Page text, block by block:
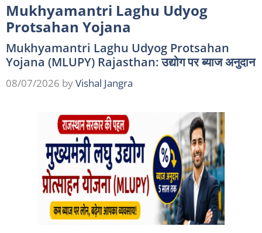
Mukhyamantri Laghu Udyog
Protsahan Yojana
Mukhyamantri Laghu Udyog Protsahan
Yojana (MLUPY) Rajasthan: उद्योग पर ब्याज अनुदान
08/07/2026 byVishal Jangra